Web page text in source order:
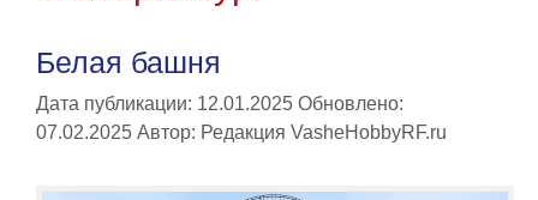
Белая башня
Дата публикации: 12.01.2025 Обновлено:
07.02.2025 Автор: Редакция VasheHobbyRF.ru